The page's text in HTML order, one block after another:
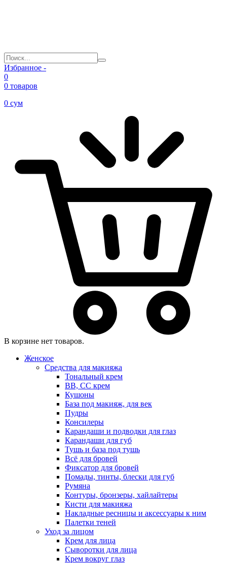
Избранное -
0
0 товаров
0 сум
В корзине нет товаров.
Женское
Средства для макияжа
Тональный крем
BB, CC крем
Кушоны
База под макияж, для век
Пудры
Консилеры
Карандаши и подводки для глаз
Карандаши для губ
Тушь и база под тушь
Всё для бровей
Фиксатор для бровей
Помады, тинты, блески для губ
Румяна
Контуры, бронзеры, хайлайтеры
Кисти для макияжа
Накладные ресницы и аксессуары к ним
Палетки теней
Уход за лицом
Крем для лица
Сыворотки для лица
Крем вокруг глаз